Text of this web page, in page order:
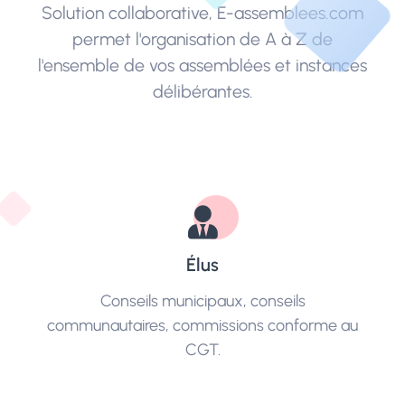
Solution collaborative, E-assemblees.com
permet l'organisation de A à Z de
l'ensemble de vos assemblées et instances
délibérantes.
Élus
Conseils municipaux, conseils
communautaires, commissions conforme au
CGT.